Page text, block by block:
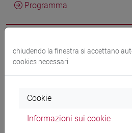
Programma
Docenti
LIGI Gianluca- 30h Lezione
chiudendo la finestra si accettano
cookies necessari
Cookie
Informazioni sui cookie